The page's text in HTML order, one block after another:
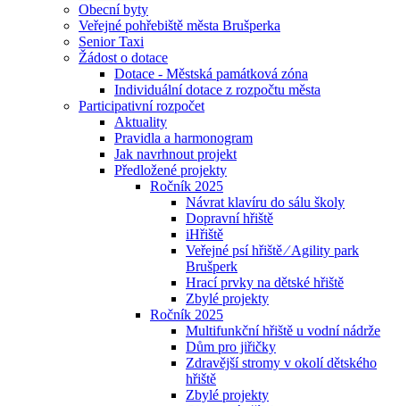
Obecní byty
Veřejné pohřebiště města Brušperka
Senior Taxi
Žádost o dotace
Dotace - Městská památková zóna
Individuální dotace z rozpočtu města
Participativní rozpočet
Aktuality
Pravidla a harmonogram
Jak navrhnout projekt
Předložené projekty
Ročník 2025
Návrat klavíru do sálu školy
Dopravní hřiště
iHřiště
Veřejné psí hřiště ⁄ Agility park
Brušperk
Hrací prvky na dětské hřiště
Zbylé projekty
Ročník 2025
Multifunkční hřiště u vodní nádrže
Dům pro jiřičky
Zdravější stromy v okolí dětského
hřiště
Zbylé projekty